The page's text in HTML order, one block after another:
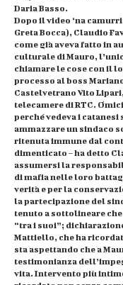
Daria Basso.
Dopo il video ‘na
Greta Bocca), Claudio
come già aveva fatto in
culturale di Mauro,
chiamare le cose con il
processo al boss
Castelvetrano Vito
telecamere di RTC.
perché vedeva i
ammazzare un sindaco
ritenuta immune dal
dimenticato – ha detto
assumersi la
di mafia nelle loro
verità e per la
la partecipazione del
tenuto a sottolineare
“tra i suoi”;
Mattiello, che ha
sta aspettando che a
testimonianza
vita. Intervento più